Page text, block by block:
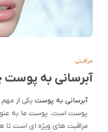
مراقبتی
آبرسانی به پوست
آبرسانی به پوست یکی از
پوست است. پوست ما به
مراقبت‌ های ویژه ‌ای است تا